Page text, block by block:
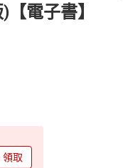
電子書】
領取